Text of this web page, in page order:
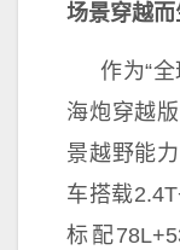
场景穿越而
作为“
海炮穿越
景越野能
车搭载
标配